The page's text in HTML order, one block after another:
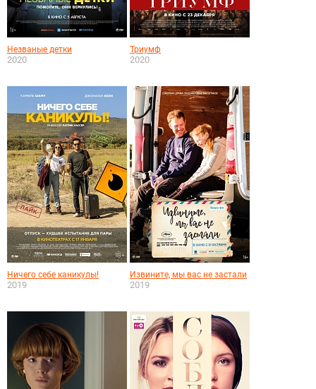
Незваные детки
2020
Триумф
2020
Ничего себе каникулы!
2019
Извините, мы вас не застали
2019